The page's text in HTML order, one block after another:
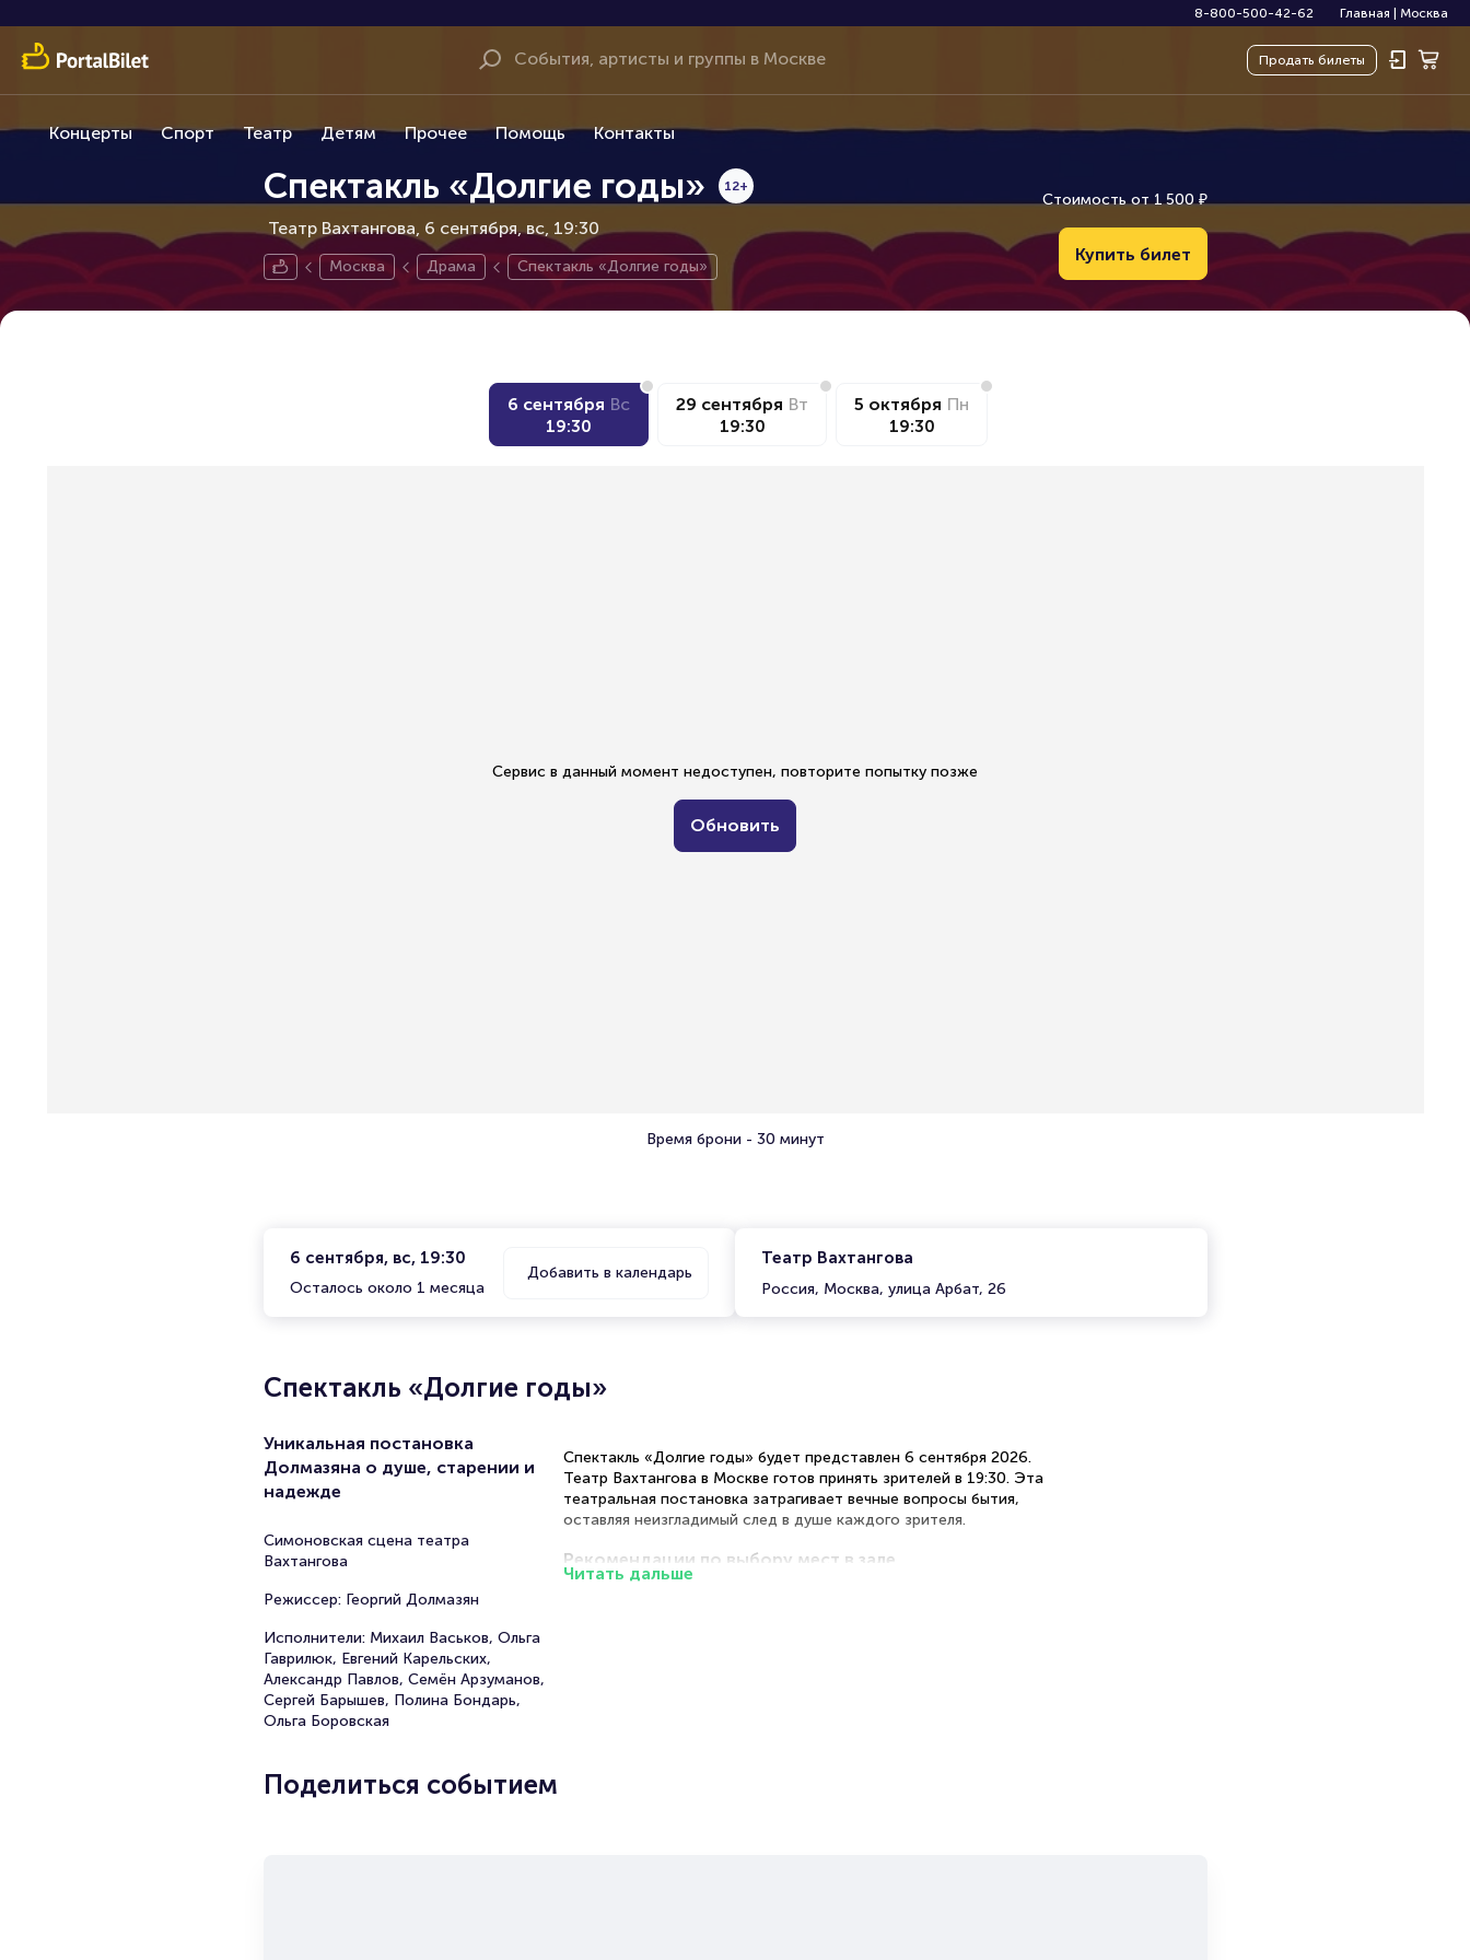
8-800-500-42-62 Главная Москва
Продать билеты
Концерты Спорт Театр Детям Прочее Помощь Контакты
Спектакль «Долгие годы»
Театр Вахтангова, 6 сентября
12+
вс, 19:30
Москва Драма Спектакль «Долгие годы»
Стоимость от 1500 ₽
Купить билет
6 сентября Вс
19:30
29 сентября Вт
19:30
5 октября Пн
19:30
Сервис в данный момент недоступен, повторите попытку позже
Обновить
Время брони - 30 минут
6 сентября, вс, 19:30
Осталось около 1 месяца
Добавить в календарь
Театр Вахтангова
Россия, Москва, улица Арбат, 26
Спектакль «Долгие годы»
Уникальная постановка
Долмазяна о душе, старении и
надежде
Симоновская сцена театра
Вахтангова
Режиссер: Георгий Долмазян
Исполнители: Михаил Васьков, Ольга
Гаврилюк, Евгений Карельских,
Александр Павлов, Семён Арзуманов,
Сергей Барышев, Полина Бондарь,
Ольга Боровская
Спектакль «Долгие годы» будет представлен 6 сентября 2026.
Театр Вахтангова в Москве готов принять зрителей в 19:30. Эта
театральная постановка затрагивает вечные вопросы бытия,
оставляя неизгладимый след в душе каждого зрителя.
Рекомендации по выбору мест в зале
Читать дальше
Поделиться событием